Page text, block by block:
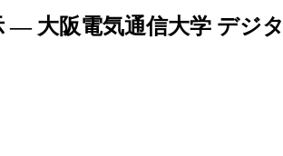
大阪電気通信大学 デジ